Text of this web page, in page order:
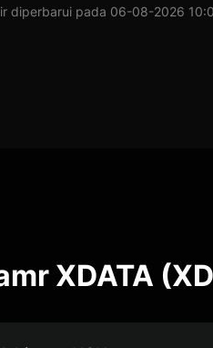
diperbarui pada 06-08-2026
XDATA